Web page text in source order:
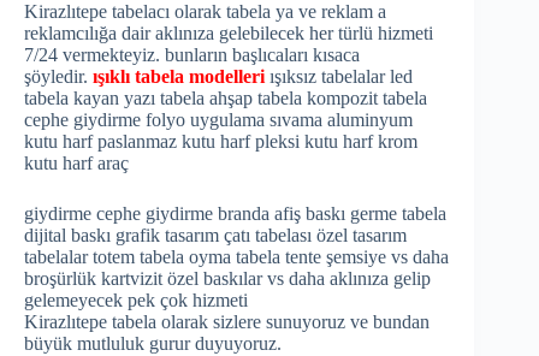
Kirazlıtepe tabelacı olarak tabela ya ve reklam a
reklamcılığa dair aklınıza gelebilecek her türlü hizmeti
7/24 vermekteyiz. bunların başlıcaları kısaca
şöyledir. ışıklı tabela modelleri ışıksız tabelalar led
tabela kayan yazı tabela ahşap tabela kompozit tabela
cephe giydirme folyo uygulama sıvama aluminyum
kutu harf paslanmaz kutu harf pleksi kutu harf krom
kutu harf araç
giydirme cephe giydirme branda afiş baskı germe tabela
dijital baskı grafik tasarım çatı tabelası özel tasarım
tabelalar totem tabela oyma tabela tente şemsiye vs daha
broşürlük kartvizit özel baskılar vs daha aklınıza gelip
gelemeyecek pek çok hizmeti
Kirazlıtepe tabela olarak sizlere sunuyoruz ve bundan
büyük mutluluk gurur duyuyoruz.